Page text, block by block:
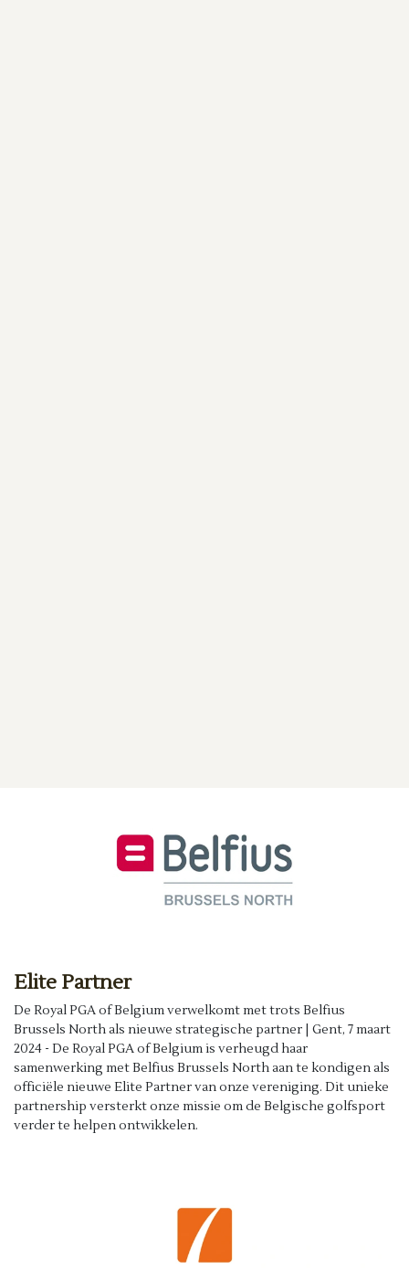
Elite Partner
De Royal PGA of Belgium verwelkomt met trots Belfius
Brussels North als nieuwe strategische partner | Gent, 7 maart
2024 - De Royal PGA of Belgium is verheugd haar
samenwerking met Belfius Brussels North aan te kondigen als
officiële nieuwe Elite Partner van onze vereniging. Dit unieke
partnership versterkt onze missie om de Belgische golfsport
verder te helpen ontwikkelen.​